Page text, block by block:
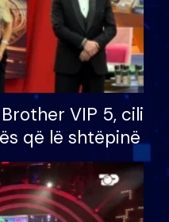
VIP 5, cili
që lë shtëpinë